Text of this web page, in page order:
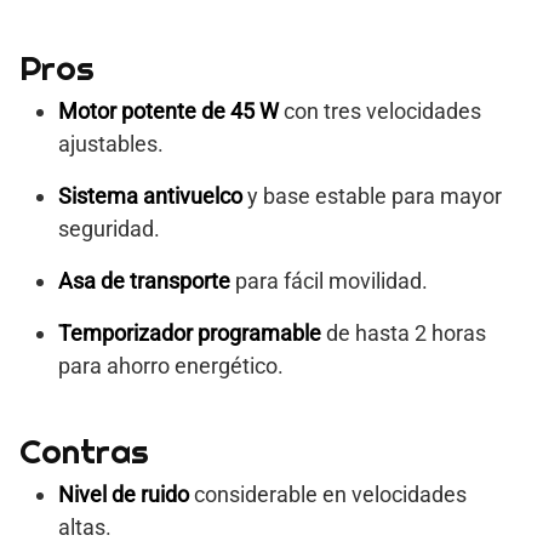
Pros
Motor potente de 45 Wcon tres velocidades
ajustables.
Sistema antivuelcoy base estable para mayor
seguridad.
Asa de transporte para fácil movilidad.
Temporizador programablede hasta 2 horas
para ahorro energético.
Contras
Nivel de ruidoconsiderable en velocidades
altas.